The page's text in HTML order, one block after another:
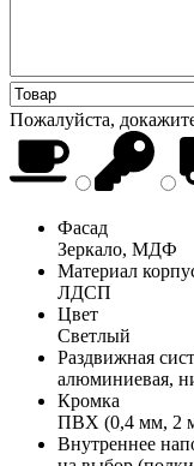
Пожалуйста,
Фасад
Зеркало, МДФ
Материал
ЛДСП
Цвет
Светлый
Раздвижная
алюминиевая,
Кромка
ПВХ (0,4 мм, 2
Внутреннее